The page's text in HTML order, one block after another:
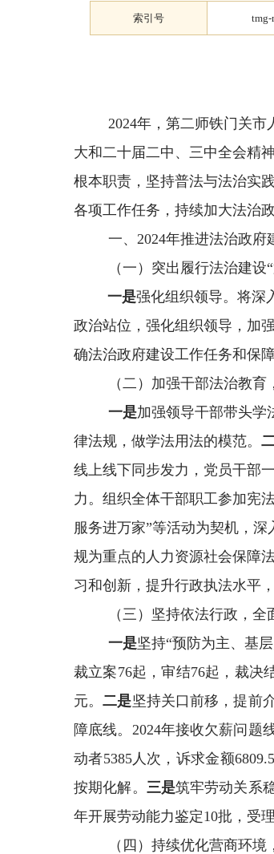
索引号 tmg-
2024年，第二师铁门关市
大和二十届二中、三中全会精
根本职责，坚持普法与法治实
各项工作任务，持续加大法治
一、 2024年推进法治政府
（一） 突出履行法治建设
一是强化组织领导。将深
政治站位，强化组织领导，加强
确法治政府建设工作任务和保
（二）加强干部法治教
一是加强领导干部带头学
律法规，做学法用法的模范。
线上线下同步发力，党员干部
力。组织全体干部职工参加宪
服务进万家”等活动为契机，
规为重点的人力资源社会保障
习和创新，提升行政执法水平
（三）坚持依法行政，
一是坚持“预防为主、基
裁立案76起，审结76起，裁决
元。二是坚持关口前移，提前
障底线。 2024年接收欠薪问题
动者5385人次，诉求金额6809.5
按期化解。 三是筑牢劳动关系
年开展劳动能力鉴定10批 ，受
（四）持续优化营商环